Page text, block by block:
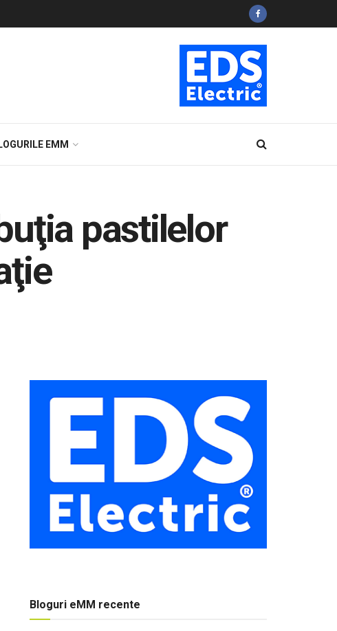
EMM
pastilelor
Bloguri eMM recente